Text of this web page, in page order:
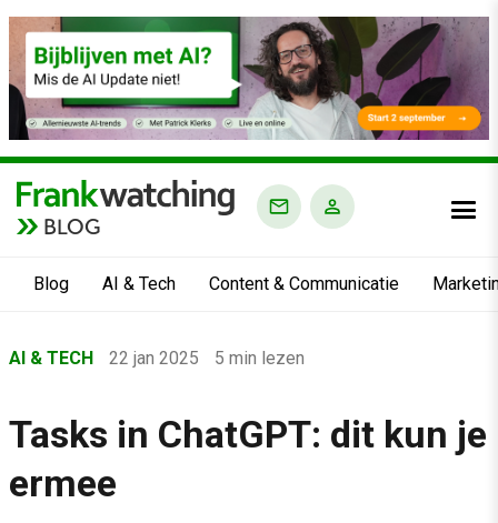
BLOG
Blog AI & Tech Content & Communicatie
›
AI & Tech
AI & TECH 22 jan 2025 5 min lezen
Tasks in ChatGPT: dit kun je
ermee